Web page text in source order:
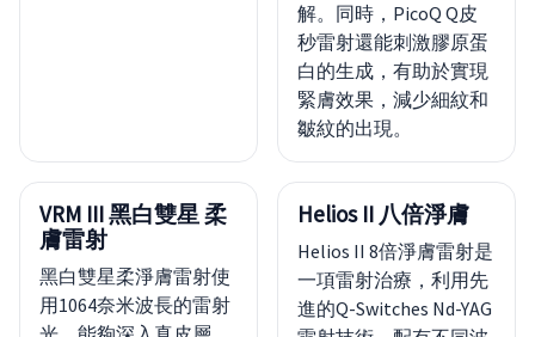
解。同時，PicoQ Q皮
秒雷射還能刺激膠原蛋
白的生成，有助於實現
緊膚效果，減少細紋和
皺紋的出現。
VRM III 黑白雙星 柔
膚雷射
黑白雙星柔淨膚雷射使
用1064奈米波長的雷射
Helios II 八倍淨膚
Helios II 8倍淨膚雷射是
一項雷射治療，利用先
進的Q-Switches Nd-YAG